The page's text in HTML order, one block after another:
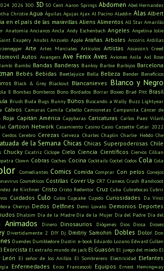
2026 300 3D 50 Cent Aaron Springs Abdomen Abel Hernandez
Christie Agua Águilas Agujas Ajax Al Pacino Aladdin Alas Albert
en el país de las maravillas Aliens Alimentos All Star Amarillo
Anatomía Ancianos Ancla Andy Eschenbach Angeles Angelina Jolie
Exupéry Anubis Anzuelo Apple Arañas Arboles Arcoíris Ardillas
Arte Artes Marciales Artículos Artistas Assassin's Creed
Autos Avangers Ave Fenix Aves Aviones Axila Axl Rose
Bambú Bandas Banderas Banksy Barbie Barbijos Barcelona
Bebés Bebidas Beetlejuice Bella Belleza Bender Beneficios
Black & Grey Blackout Blancanieves Blanco y Negro
8 Bombas Bomberos Bono Bordados Borrar Boxeo Brad Pitt Brasil
Brush Buda Bugs Bunny Búhos Buscando a Wally Buzz Lightyear
Calvos Camaras Camila Cabello Camionetas Campanita Cáncer de
Roja Capitán América Capybaras Caricaturas Carlos Paez Vilaró
Cartoon Network Casamiento Casino Casio Cassette Catar 2022
Cerdos Cerebro Cerezas Cerveza Charles Chaplin Charlie Hebdo Che
de la Semana Chicas Chicas Superpoderosas Chile
Chucky Cicatriz Cíclope Cielo Ciencia Científicos Ciervos Cillian
Clown Cobras Coches Cocina Cocktails Coctel Codos Cola Cola
Comediantes Comics Comida Comprar Con pelos Conejos
Cosméticos Costillas Cover Up CR7 Craneos Crash Bandicoot
de Kirchner Cristo Cristo Redentor Cruz Cuba Cubrebocas Cubrir
Cuidados Culo Culos Cupcake Cupido Curiosidades Da Vinci
Cherrys Dedos Delfines Demi Lovato Demonios Deportes
Dhalsim Día de la Madre Día de la Mujer Día del Padre Día del
Animados Dinero Dinosaurios Diógenes Dios Diosa
Dioses
Divertidamente 2 DIY Dj Dmitriy Samohin Dobles Dolor Don
Duendes Dumbledore Dustin e-book Eduardo Lozano Edward Cullen
Exorcista El extraño mundo de jack El Guasón El juego del miedo El
León El señor de los Anillos El Sombrerero Electricidad Elefantes
Enfermedades Enzo Francescoli Equipos Ernest Hemingway